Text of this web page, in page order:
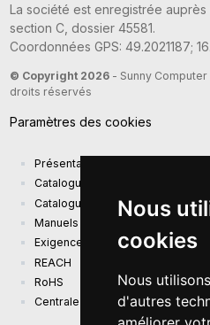
Nous
cookies
Nous
d'autres
La société est enregistrée auprès
section C, dossier 45581.
Coordonnées GPS: 49.2021187;
© Copyright 2026- Sunny Computer
droits réservés
Paramètres des cookies
Présentation de la société
Catalogue actuel des produits
Catalogue de présentation
Manuels
Exigences d'écoconception (EU)
REACH
RoHS
Centrale photovoltaïque